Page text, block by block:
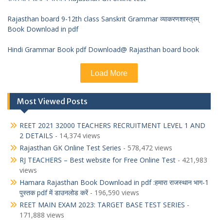
Rajasthan board 9-12th class Sanskrit Grammar व्याकरणशास्त्रम्
Book Download in pdf
Hindi Grammar Book pdf Download@ Rajasthan board book
Load More
Most Viewed Posts
REET 2021 32000 TEACHERS RECRUITMENT LEVEL 1 AND
2 DETAILS - 14,374 views
Rajasthan GK Online Test Series - 578,472 views
RJ TEACHERS – Best website for Free Online Test - 421,983
views
Hamara Rajasthan Book Download in pdf :हमारा राजस्थान भाग-1
पुस्तक pdf में डाउनलोड करें- 196,590 views
REET MAIN EXAM 2023: TARGET BASE TEST SERIES -
171,888 views